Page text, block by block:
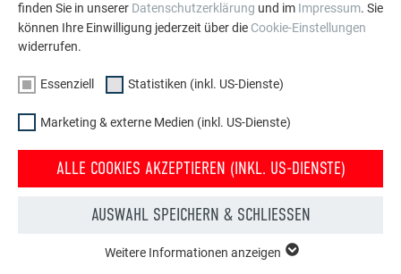
Kostenlos PREFA Prospekte bestellen
finden Sie in unserer Datenschutzerklärung und im Impressum. Sie
können Ihre Einwilligung jederzeit über die Cookie-Einstellungen
widerrufen.
Essenziell Statistiken (inkl. US-Dienste)
Marketing & externe Medien (inkl. US-Dienste)
ALLE COOKIES AKZEPTIEREN (INKL. US-DIENSTE)
AUSWAHL SPEICHERN & SCHLIESSEN
Weitere Informationen anzeigen